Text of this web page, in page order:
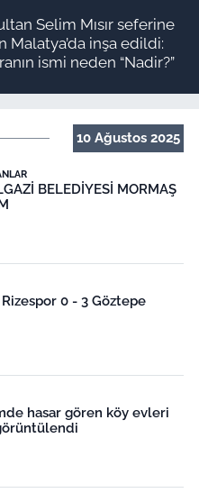
Selim Mısır seferine
Malatya’da inşa edildi:
ismi neden “Nadir?”
10 Ağustos 2025
BELEDİYESİ MORMAŞ
0 - 3 Göztepe
hasar gören köy evleri